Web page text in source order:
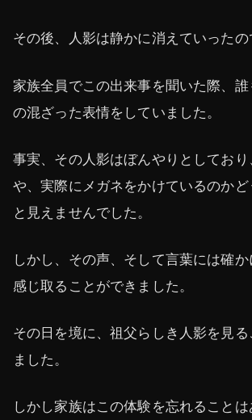
その後、人影は静かに消えていったの
家族全員でこの出来事を聞いた際、
の混ざった表情をしていました。
事実、その人影はぼんやりとしてお
や、実際にメガネをかけているのかど
と見えませんでした。
しかし、その声、そして言葉には確
感じ取ることができました。
その日を境に、祖父らしき人影を見る
ました。
しかし家族はこの体験を忘れること